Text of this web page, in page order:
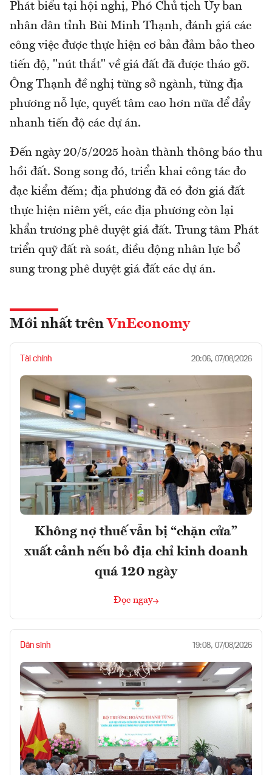
Phát biểu tại hội nghị, Phó Chủ tịch Ủy ban
nhân dân tỉnh Bùi Minh Thạnh, đánh giá các
công việc được thực hiện cơ bản đảm bảo theo
tiến độ, "nút thắt" về giá đất đã được tháo gỡ.
Ông Thạnh đề nghị từng sở ngành, từng địa
phương nỗ lực, quyết tâm cao hơn nữa để đẩy
nhanh tiến độ các dự án.
Đến ngày 20/5/2025 hoàn thành thông báo thu
hồi đất. Song song đó, triển khai công tác đo
đạc kiểm đếm; địa phương đã có đơn giá đất
thực hiện niêm yết, các địa phương còn lại
khẩn trương phê duyệt giá đất. Trung tâm Phát
triển quỹ đất rà soát, điều động nhân lực bổ
sung trong phê duyệt giá đất các dự án.
Mới nhất trên VnEconomy
Tài chính 20:06, 07/08/2026
Không nợ thuế vẫn bị “chặn cửa”
xuất cảnh nếu bỏ địa chỉ kinh doanh
quá 120 ngày
Đọc ngay
Dân sinh 19:08, 07/08/2026